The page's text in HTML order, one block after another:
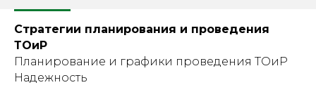
Стратегии планирования и проведения
ТОиР
Планирование и графики проведения ТОиР
Надежность